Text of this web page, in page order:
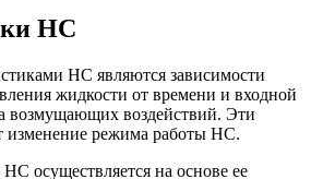
НС
НС являются зависимости
жидкости от времени и входной
возмущающих воздействий. Эти
изменение режима работы НС.
осуществляется на основе ее